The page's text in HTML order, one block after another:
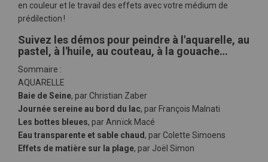
en couleur et le travail des effets avec votre médium de
prédilection !
Suivez les démos pour peindre à l'aquarelle, au
pastel, à l'huile, au couteau, à la gouache…
Sommaire :
AQUARELLE
Baie de Seine, par Christian Zaber
Journée sereine au bord du lac, par François Malnati
Les bottes bleues, par Annïck Macé
Eau transparente et sable chaud , par Colette Simoens
Effets de matière sur la plage, par Joël Simon